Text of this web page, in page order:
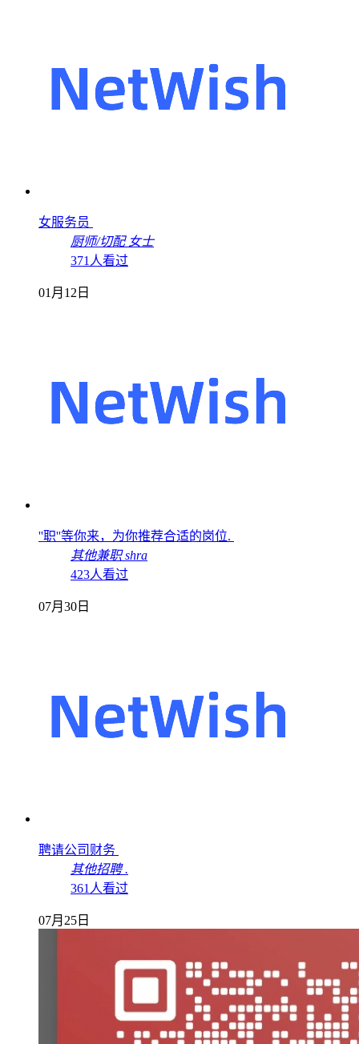
女服务员
厨师/切配 女士
371人看过
01月12日
''职''等你来，为你推荐合适的岗位.
其他兼职 shra
423人看过
07月30日
聘请公司财务
其他招聘 .
361人看过
07月25日